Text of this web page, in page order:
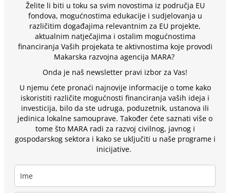
Želite li biti u toku sa svim novostima iz područja EU
fondova, mogućnostima edukacije i sudjelovanja u
različitim događajima relevantnim za EU projekte,
aktualnim natječajima i ostalim mogućnostima
financiranja Vaših projekata te aktivnostima koje provodi
Makarska razvojna agencija MARA?
Onda je naš newsletter pravi izbor za Vas!
U njemu ćete pronaći najnovije informacije o tome kako
iskoristiti različite mogućnosti financiranja vaših ideja i
investicija, bilo da ste udruga, poduzetnik, ustanova ili
jedinica lokalne samouprave. Također ćete saznati više o
tome što MARA radi za razvoj civilnog, javnog i
gospodarskog sektora i kako se uključiti u naše programe i
inicijative.